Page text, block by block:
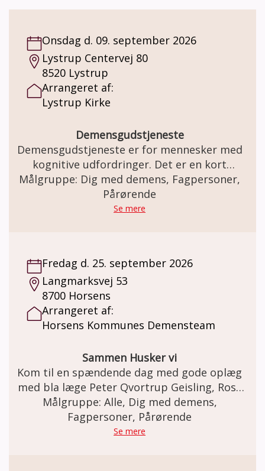
Onsdag d. 09. september 2026
Lystrup Centervej 80
8520 Lystrup
Arrangeret af:
Lystrup Kirke
Demensgudstjeneste
Demensgudstjeneste er for mennesker med
kognitive udfordringer. Det er en kort
gudstjeneste med enkelhed og genkendelse
og nærvær. Pårørende er også velkomne.
Målgruppe: Dig med demens, Fagpersoner,
Pårørende
Se mere
Fredag d. 25. september 2026
Langmarksvej 53
8700 Horsens
Arrangeret af:
Horsens Kommunes Demensteam
Sammen Husker vi
Kom til en spændende dag med gode oplæg
med bla læge Peter Qvortrup Geisling, Rosa
Kildahl og en pårørende.
Målgruppe: Alle, Dig med demens,
Fagpersoner, Pårørende
Se mere